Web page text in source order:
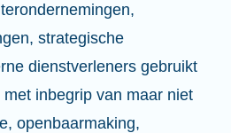
strategische
dienstverleners gebruikt
inbegrip van maar niet
openbaarmaking,